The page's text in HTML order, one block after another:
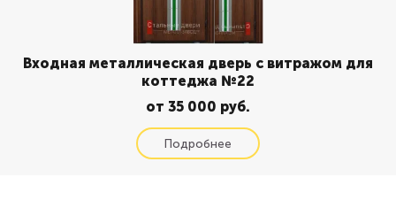
Входная металлическая дверь с витражом для
коттеджа №22
от 35 000 руб.